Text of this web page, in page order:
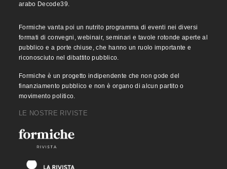
arabo Decode39.
Formiche vanta poi un nutrito programma di eventi nei diversi
formati di convegni, webinair, seminari e tavole rotonde aperte al
pubblico e a porte chiuse, che hanno un ruolo importante e
riconosciuto nel dibattito pubblico.
Formiche è un progetto indipendente che non gode del
finanziamento pubblico e non è organo di alcun partito o
movimento politico.
LE NOSTRE RIVISTE